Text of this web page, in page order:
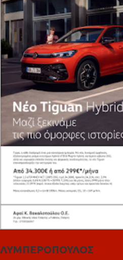
ΛΥΜΠΕΡΟΠΟΥΛΟΣ